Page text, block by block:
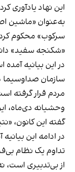
این نهاد یادآوری
به‌عنوان «ماشین
سرکوب» محکوم
«شکنجه سفید»
در این بیانیه
سازمان
مردم قرار گرفته
وحشیانه دی‌ماه،
گفته این کانون،
در ادامه این
تداوم یک نظام
از بی‌تدبیری است،